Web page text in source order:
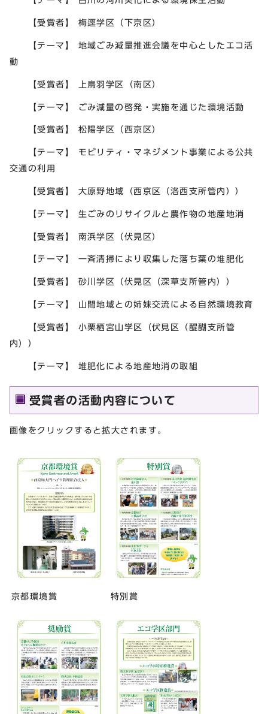
【受賞者】 梅逕学区（下京区）
【テーマ】 地域ごみ減量推進会議を中心としたエコ活
動
【受賞者】 上鳥羽学区（南区）
【テーマ】 ごみ減量の啓発・実施を通じた環境活動
【受賞者】 松陽学区（西京区）
【テーマ】 モビリティ・マネジメント事業による公共
交通の利用
【受賞者】 大原野地域（西京区（洛西支所管内））
【テーマ】 生ごみのリサイクルと農作物の地産地消
【受賞者】 南浜学区（伏見区）
【テーマ】 一斉清掃により収集した落ち葉の堆肥化
【受賞者】 砂川学区（伏見区（深草支所管内））
【テーマ】 山間地域との姉妹交流による自然環境教育
【受賞者】 小栗栖宮山学区（伏見区（醍醐支所管
内））
【テーマ】 堆肥化による地産地消の取組
受賞者の活動内容について
画像をクリックすると拡大されます。
京都環境賞 特別賞